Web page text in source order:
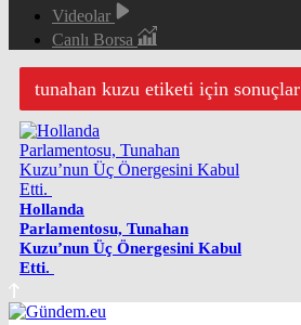
Videolar
Canlı Borsa
tunahan kuzu etiketi için sonuçlar
Hollanda
Parlamentosu, Tunahan
Kuzu’nun Üç Önergesini Kabul
Etti.